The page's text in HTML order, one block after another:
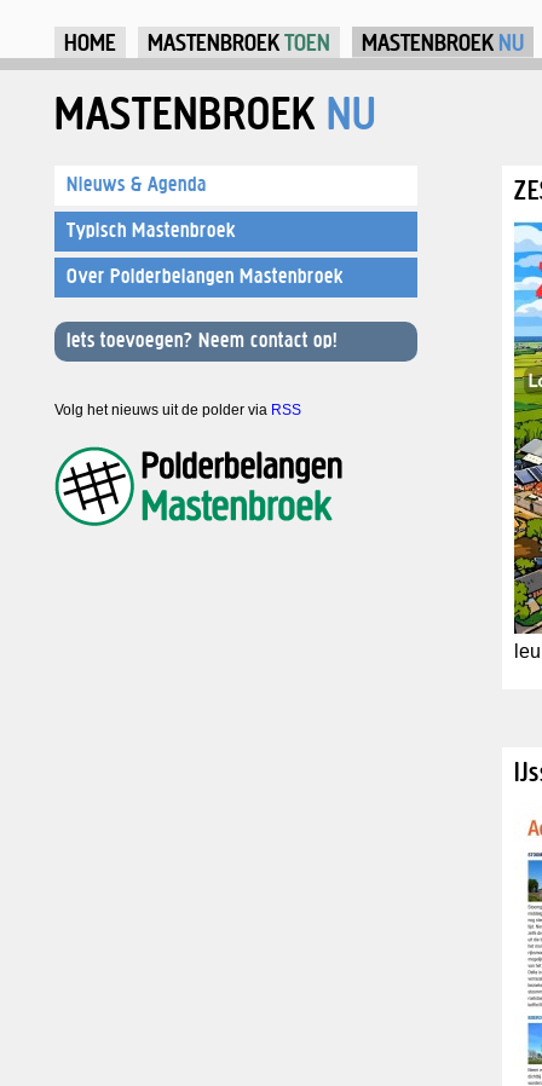
HOME MASTENBROEKTOEN MASTENBROEK NU
MASTENBROEK NU
Nieuws & Agenda
Typisch Mastenbroek
Over Polderbelangen Mastenbroek
Iets toevoegen? Neem contact op!
Volg het nieuws uit de polder via RSS